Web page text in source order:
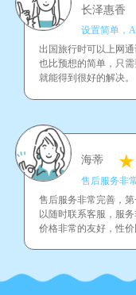
长泽惠香
设置简单，
出国旅行时可以上网
也比预想的简单，只
就能得到很好的解决。
海蒂
售后服务非
售后服务非常完善，
以随时联系客服，服
价格非常的友好，性价